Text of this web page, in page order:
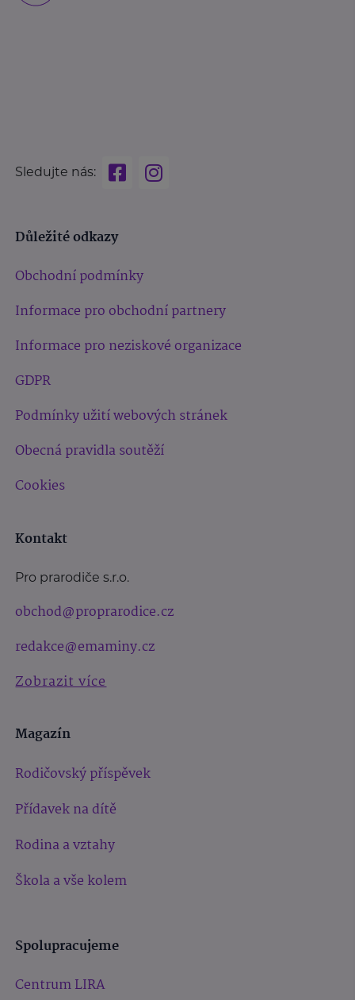
Sledujte nás:
Důležité odkazy
Obchodní podmínky
Informace pro obchodní partnery
Informace pro neziskové organizace
GDPR
Podmínky užití webových stránek
Obecná pravidla soutěží
Cookies
Kontakt
Pro prarodiče s.r.o.
obchod@proprarodice.cz
redakce@emaminy.cz
Zobrazit více
Magazín
Rodičovský příspěvek
Přídavek na dítě
Rodina a vztahy
Škola a vše kolem
Spolupracujeme
Centrum LIRA